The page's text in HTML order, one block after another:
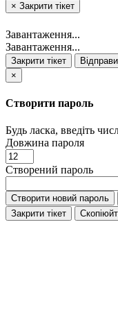
× Закрити тікет
Завантаження...
Завантаження...
Закрити тікет
×
Створити пароль
Будь ласка, введіть
Довжина пароля
Створений пароль
Створити новий пароль
Закрити тікет